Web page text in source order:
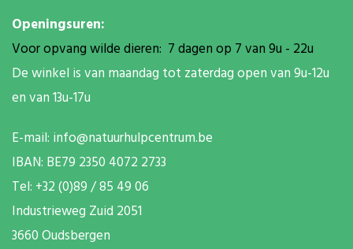
Openingsuren:
Voor opvang wilde dieren: 7 dagen op 7 van 9u - 22u
De winkel is van maandag tot zaterdag open van 9u-12u
en van 13u-17u
E-mail: info@natuurhulpcentrum.be
IBAN: BE79 2350 4072 2733
Tel: +32 (0)89 / 85 49 06
Industrieweg Zuid 2051
3660 Oudsbergen